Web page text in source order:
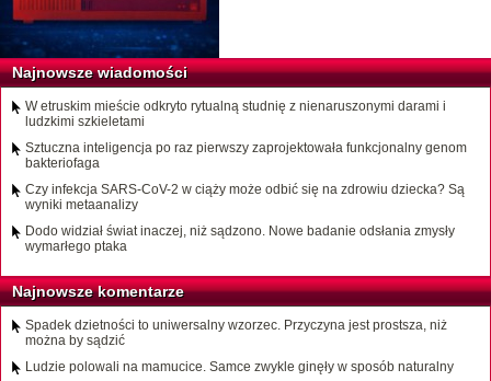
Najnowsze wiadomości
W etruskim mieście odkryto rytualną studnię z nienaruszonymi darami i
ludzkimi szkieletami
Sztuczna inteligencja po raz pierwszy zaprojektowała funkcjonalny genom
bakteriofaga
Czy infekcja SARS-CoV-2 w ciąży może odbić się na zdrowiu dziecka? Są
wyniki metaanalizy
Dodo widział świat inaczej, niż sądzono. Nowe badanie odsłania zmysły
wymarłego ptaka
Najnowsze komentarze
Spadek dzietności to uniwersalny wzorzec. Przyczyna jest prostsza, niż
można by sądzić
Ludzie polowali na mamucice. Samce zwykle ginęły w sposób naturalny